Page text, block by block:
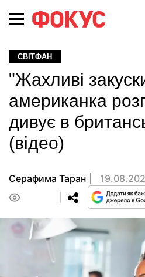
СВІТФАН
"Жахливі
американка
дивує в
(відео)
Серафима Таран